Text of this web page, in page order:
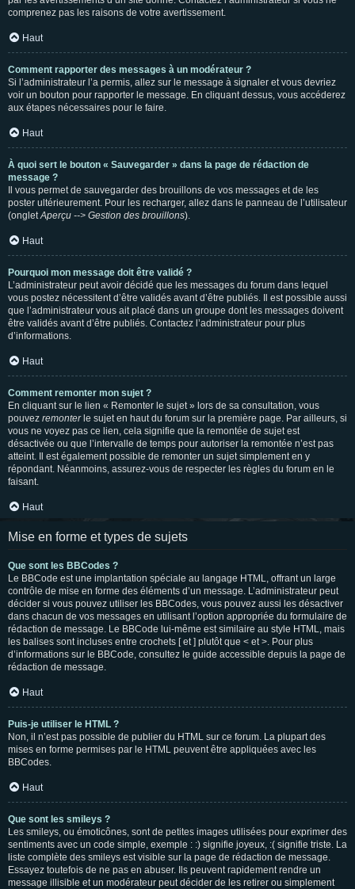
comprenez pas les raisons de votre avertissement.
Haut
Comment rapporter des messages à un modérateur ?
Si l’administrateur l’a permis, allez sur le message à signaler et vous devriez
voir un bouton pour rapporter le message. En cliquant dessus, vous accéderez
aux étapes nécessaires pour le faire.
Haut
À quoi sert le bouton « Sauvegarder » dans la page de rédaction de
message ?
Il vous permet de sauvegarder des brouillons de vos messages et de les
poster ultérieurement. Pour les recharger, allez dans le panneau de l’utilisateur
(ongletAperçu --> Gestion des brouillons).
Haut
Pourquoi mon message doit être validé ?
L’administrateur peut avoir décidé que les messages du forum dans lequel
vous postez nécessitent d’être validés avant d’être publiés. Il est possible aussi
que l’administrateur vous ait placé dans un groupe dont les messages doivent
être validés avant d’être publiés. Contactez l’administrateur pour plus
d’informations.
Haut
Comment remonter mon sujet ?
En cliquant sur le lien « Remonter le sujet » lors de sa consultation, vous
pouvez remonterle sujet en haut du forum sur la première page. Par ailleurs, si
vous ne voyez pas ce lien, cela signifie que la remontée de sujet est
désactivée ou que l’intervalle de temps pour autoriser la remontée n’est pas
atteint. Il est également possible de remonter un sujet simplement en y
répondant. Néanmoins, assurez-vous de respecter les règles du forum en le
faisant.
Haut
Mise en forme et types de sujets
Que sont les BBCodes ?
Le BBCode est une implantation spéciale au langage HTML, offrant un large
contrôle de mise en forme des éléments d’un message. L’administrateur peut
décider si vous pouvez utiliser les BBCodes, vous pouvez aussi les désactiver
dans chacun de vos messages en utilisant l’option appropriée du formulaire de
rédaction de message. Le BBCode lui-même est similaire au style HTML, mais
les balises sont incluses entre crochets [ et ] plutôt que < et >. Pour plus
d’informations sur le BBCode, consultez le guide accessible depuis la page de
rédaction de message.
Haut
Puis-je utiliser le HTML ?
Non, il n’est pas possible de publier du HTML sur ce forum. La plupart des
mises en forme permises par le HTML peuvent être appliquées avec les
BBCodes.
Haut
Que sont les smileys ?
Les smileys, ou émoticônes, sont de petites images utilisées pour exprimer des
sentiments avec un code simple, exemple : :) signifie joyeux, :( signifie triste. La
liste complète des smileys est visible sur la page de rédaction de message.
Essayez toutefois de ne pas en abuser. Ils peuvent rapidement rendre un
message illisible et un modérateur peut décider de les retirer ou simplement